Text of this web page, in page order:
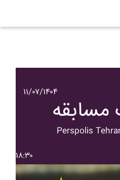
۱۱/۰۷/۱۴۰۴
مسابقه
Perspolis
۱۸:۳۰